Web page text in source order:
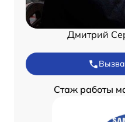
Дмитрий
Стаж работы